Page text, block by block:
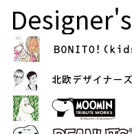
Designer's